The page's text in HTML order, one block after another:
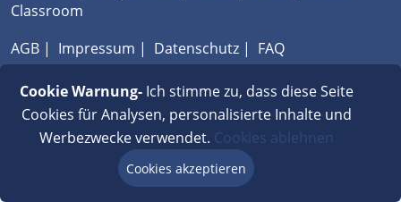
Classroom
AGB | Impressum | Datenschutz | FAQ
Cookie Warnung-Ich stimme zu, dass diese Seite
Cookies für Analysen, personalisierte Inhalte und
Werbezwecke verwendet. Cookies ablehnen
Cookies akzeptieren